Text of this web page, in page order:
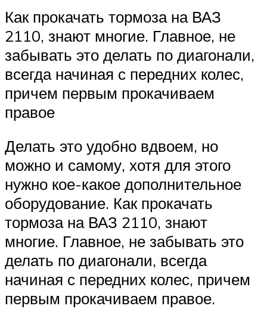
Как прокачать тормоза на ВАЗ
2110, знают многие. Главное, не
забывать это делать по диагонали,
всегда начиная с передних колес,
причем первым прокачиваем
правое
Делать это удобно вдвоем, но
можно и самому, хотя для этого
нужно кое-какое дополнительное
оборудование. Как прокачать
тормоза на ВАЗ 2110, знают
многие. Главное, не забывать это
делать по диагонали, всегда
начиная с передних колес, причем
первым прокачиваем правое.